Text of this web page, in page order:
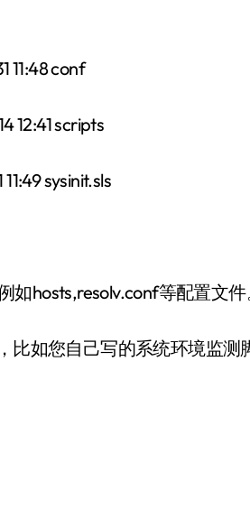
11:48 conf
12:41 scripts
sysinit.sls
hosts,resolv.conf等配置文件
比如您自己写的系统环境监测